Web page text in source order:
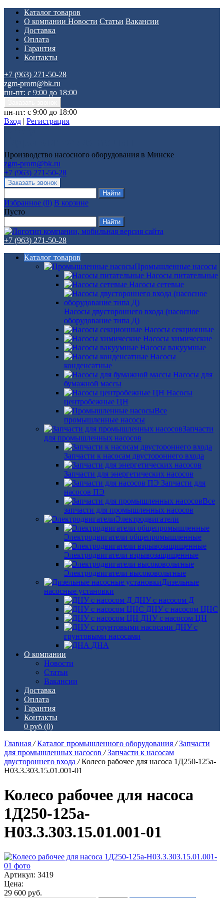
Каталог товаров
О компании Новости Статьи Вакансии
Доставка
Оплата
Гарантия
Контакты
+7 (963) 271-50-28
zgm-prom@bk.ru
пн-пт: с 9:00 до 18:00
пн-пт: с 9:00 до 18:00
Вход | Регистрация
Производство насосного оборудования в Минске
zgm-prom@bk.ru
+7 (963) 271-50-28
Избранное (0) В корзине
Пусто
+7 (963) 271-50-28
Каталог товаров
Промышленные насосы
Насосы питательные
Насосы сетевые
Насосы двустороннего входа (насосное
оборудование типа Д)
Насосы секционные
Насосы химические
Насосы вакуумные
Насосы
конденсатные
Насосы для
бумажной массы
Насосы
центробежные ЦН
Все
промышленные насосы
Запчасти
для промышленных насосов
Запчасти к насосам двустороннего входа
Запчасти для энергетических насосов
Запчасти для
насосов ПЭ
Все
запчасти для промышленных насосов
Электродвигатели
Электродвигатели общепромышленные
Электродвигатели взрывозащищенные
Электродвигатели высоковольтные
Дизельные
насосные установки
ДНУ с насосом Д
ДНУ с насосом ЦНС
ДНУ с насосом ЦН
ДНУ с
грунтовыми насосами
ДНА
О компании
Новости
Статьи
Вакансии
Доставка
Оплата
Гарантия
Контакты
0 руб (0)
Главная / Каталог промышленного оборудования / Запчасти
для промышленных насосов / Запчасти к насосам
двустороннего входа / Колесо рабочее для насоса 1Д250-125а-
Н03.3.303.15.01.001-01
Колесо рабочее для насоса
1Д250-125а-
Н03.3.303.15.01.001-01
Артикул: 3419
Цена:
29 600 руб.